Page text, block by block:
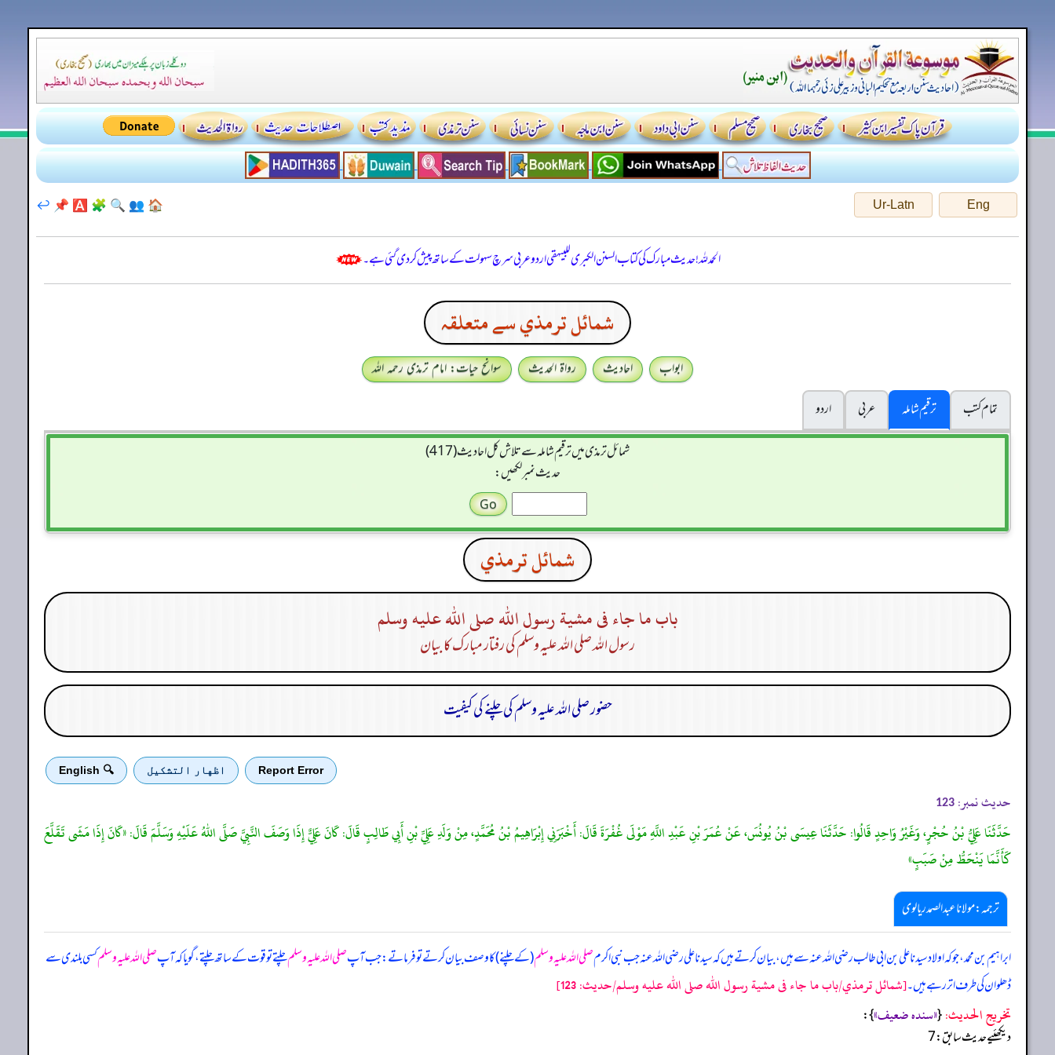
Eng
Ur-Latn
🏠
👥
🔍
🧩
🅰️
📌
↩️
الحمدللہ! حدیث مبارک کی کتاب السنن الكبرى للبيهقي اردو عربی سرچ سہولت کے ساتھ پیش کر دی گئی ہے۔
شمائل ترمذي سے متعلقہ
ابواب احادیث رواۃ الحدیث
سوانح حیات: امام ترمذی رحمہ اللہ
تمام کتب
ترقیم شاملہ عربی
اردو
شمائل ترمذی میں ترقیم شاملہ سے تلاش کل احادیث (417)
حدیث نمبر لکھیں:
شمائل ترمذي
باب ما جاء فى مشية رسول الله صلى الله عليه وسلم
رسول اللہ صلی اللہ علیہ وسلم کی رفتار مبارک کا بیان
حضور صلی اللہ علیہ وسلم کی چلنے کی کیفیت
Report Error اظهار التشكيل 🔍 English
حدیث نمبر: 123
حَدَّثَنَا عَلِيُّ بْنُ حُجْرٍ، وَغَيْرُ وَاحِدٍ قَالُوا: حَدَّثَنَا عِيسَى بْنُ يُونُسَ، عَنْ عُمَرَ بْنِ عَبْدِ اللَّهِ مَوْلَى غُفْرَةَ قَالَ: أَخْبَرَنِي إِبْرَاهِيمُ بْنُ مُحَمَّدٍ، مِنْ وَلَدِ عَلِيِّ بْنِ أَبِي طَالِبٍ قَالَ: كَانَ عَلِيٌّ إِذَا وَصَفَ النَّبِيَّ صَلَّى اللهُ عَلَيْهِ وَسَلَّمَ قَالَ: «كَانَ إِذَا مَشَى تَقَلَّعَ
كَأَنَّمَا يَنْحَطُّ مِنْ صَبَبٍ»
ترجمہ:مولانا عبدالصمد ریالوی
ابراہیم بن محمد، جو کہ اولاد سیدنا علی بن ابی طالب رضی اللہ عنہ سے ہیں، بیان کرتے ہیں کہ سیدنا علی رضی اللہ عنہ جب نبی اکرمصلی اللہ علیہ وسلم(کے چلنے) کا وصف بیان کرتے تو فرماتے: جب آپصلی اللہ علیہ وسلمچلتے تو قوت کے ساتھ چلتے، گویا کہ آپصلی اللہ علیہ وسلمکسی بلندی سے
ڈھلوان کی طرف اتر رہے ہیں۔[شمائل ترمذي/باب ما جاء فى مشية رسول الله صلى الله عليه وسلم/حدیث: 123]
تخریج الحدیث:{«سنده ضعيف»}:
دیکھئیے حدیث سابق: 7